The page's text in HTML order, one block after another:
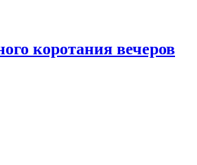
коротания вечеров